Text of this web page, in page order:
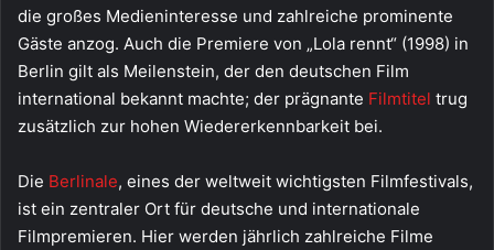
die großes Medieninteresse und zahlreiche prominente
Gäste anzog. Auch die Premiere von „Lola rennt“ (1998) in
Berlin gilt als Meilenstein, der den deutschen Film
international bekannt machte; der prägnante Filmtitel trug
zusätzlich zur hohen Wiedererkennbarkeit bei.
Die Berlinale, eines der weltweit wichtigsten Filmfestivals,
ist ein zentraler Ort für deutsche und internationale
Filmpremieren. Hier werden jährlich zahlreiche Filme